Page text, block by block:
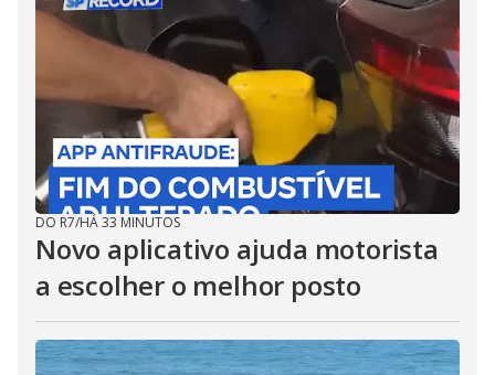
DO R7/HÁ 33 MINUTOS
Novo aplicativo ajuda motorista
a escolher o melhor posto